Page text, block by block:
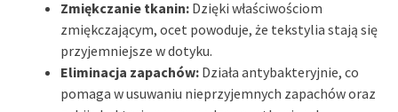
Zmiękczanie tkanin: Dzięki właściwościom
zmiękczającym, ocet powoduje, że tekstylia stają się
przyjemniejsze w dotyku.
Eliminacja zapachów: Działa antybakteryjnie, co
pomaga w usuwaniu nieprzyjemnych zapachów oraz